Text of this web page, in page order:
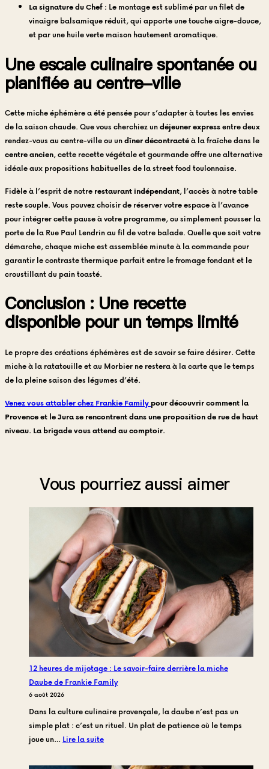
La signature du Chef : Le montage est sublimé par un filet de
vinaigre balsamique réduit, qui apporte une touche aigre-douce,
et par une huile verte maison hautement aromatique.
Une escale culinaire spontanée ou
planifiée au centre-ville
Cette miche éphémère a été pensée pour s’adapter à toutes les envies
de la saison chaude. Que vous cherchiez undéjeuner expressentre deux
rendez-vous au centre-ville ou undîner décontractéà la fraîche dans le
centre ancien, cette recette végétale et gourmande offre une alternative
idéale aux propositions habituelles de la street food toulonnaise.
Fidèle à l’esprit de notre restaurant indépendant, l’accès à notre table
reste souple. Vous pouvez choisir de réserver votre espace à l’avance
pour intégrer cette pause à votre programme, ou simplement pousser la
porte de la Rue Paul Lendrin au fil de votre balade. Quelle que soit votre
démarche, chaque miche est assemblée minute à la commande pour
garantir le contraste thermique parfait entre le fromage fondant et le
croustillant du pain toasté.
Conclusion : Une recette
disponible pour un temps limité
Le propre des créations éphémères est de savoir se faire désirer. Cette
miche à la ratatouille et au Morbier ne restera à la carte que le temps
de la pleine saison des légumes d’été.
Venez vous attabler chez Frankie Family pour découvrir comment la
Provence et le Jura se rencontrent dans une proposition de rue de haut
niveau. La brigade vous attend au comptoir.
Vous pourriez aussi aimer
12 heures de mijotage : Le savoir-faire derrière la miche
Daube de Frankie Family
6 août 2026
Dans la culture culinaire provençale, la daube n’est pas un
simple plat : c’est un rituel. Un plat de patience où le temps
joue un… Lire la suite:
heures